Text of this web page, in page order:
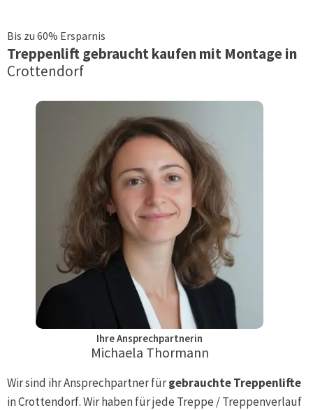
Bis zu 60% Ersparnis
Treppenliftgebraucht kaufen mit Montage in
Crottendorf
Ihre Ansprechpartnerin
Michaela Thormann
Wir sind ihr Ansprechpartner fürgebrauchte Treppenlifte
inCrottendorf. Wir haben für jede Treppe / Treppenverlauf